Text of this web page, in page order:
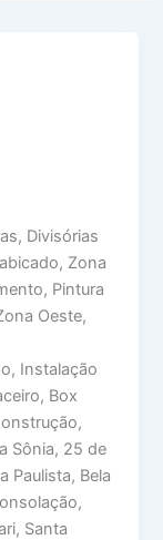
Divisórias
Zona
Pintura
Oeste,
Instalação
Box
Sônia, 25 de
Paulista, Bela
Santa